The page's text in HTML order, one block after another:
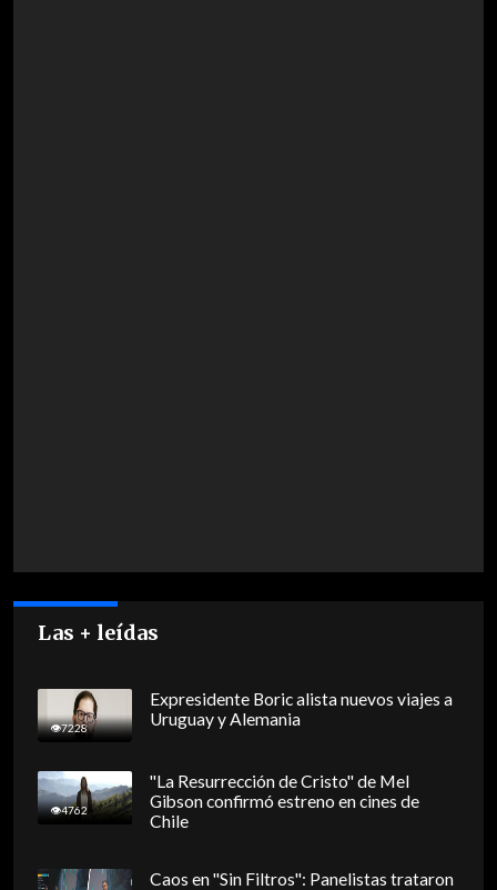
Las + leídas
7228
Expresidente Boric alista nuevos viajes a
Uruguay y Alemania
4762
"La Resurrección de Cristo" de Mel
Gibson confirmó estreno en cines de
Chile
Caos en "Sin Filtros": Panelistas trataron